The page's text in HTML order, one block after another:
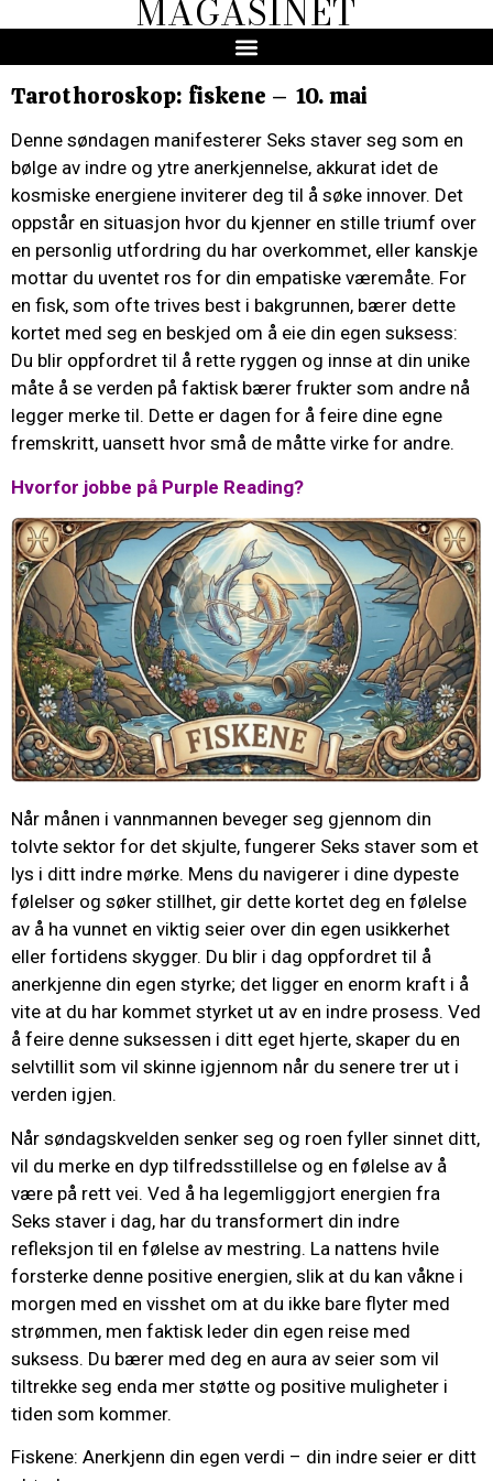
MAGASINET
Tarothoroskop: fiskene – 10. mai
Denne søndagen manifesterer Seks staver seg som en
bølge av indre og ytre anerkjennelse, akkurat idet de
kosmiske energiene inviterer deg til å søke innover. Det
oppstår en situasjon hvor du kjenner en stille triumf over
en personlig utfordring du har overkommet, eller kanskje
mottar du uventet ros for din empatiske væremåte. For
en fisk, som ofte trives best i bakgrunnen, bærer dette
kortet med seg en beskjed om å eie din egen suksess:
Du blir oppfordret til å rette ryggen og innse at din unike
måte å se verden på faktisk bærer frukter som andre nå
legger merke til. Dette er dagen for å feire dine egne
fremskritt, uansett hvor små de måtte virke for andre.
Hvorfor jobbe på Purple Reading?
Når månen i vannmannen beveger seg gjennom din
tolvte sektor for det skjulte, fungerer Seks staver som et
lys i ditt indre mørke. Mens du navigerer i dine dypeste
følelser og søker stillhet, gir dette kortet deg en følelse
av å ha vunnet en viktig seier over din egen usikkerhet
eller fortidens skygger. Du blir i dag oppfordret til å
anerkjenne din egen styrke; det ligger en enorm kraft i å
vite at du har kommet styrket ut av en indre prosess. Ved
å feire denne suksessen i ditt eget hjerte, skaper du en
selvtillit som vil skinne igjennom når du senere trer ut i
verden igjen.
Når søndagskvelden senker seg og roen fyller sinnet ditt,
vil du merke en dyp tilfredsstillelse og en følelse av å
være på rett vei. Ved å ha legemliggjort energien fra
Seks staver i dag, har du transformert din indre
refleksjon til en følelse av mestring. La nattens hvile
forsterke denne positive energien, slik at du kan våkne i
morgen med en visshet om at du ikke bare flyter med
strømmen, men faktisk leder din egen reise med
suksess. Du bærer med deg en aura av seier som vil
tiltrekke seg enda mer støtte og positive muligheter i
tiden som kommer.
Fiskene: Anerkjenn din egen verdi – din indre seier er ditt